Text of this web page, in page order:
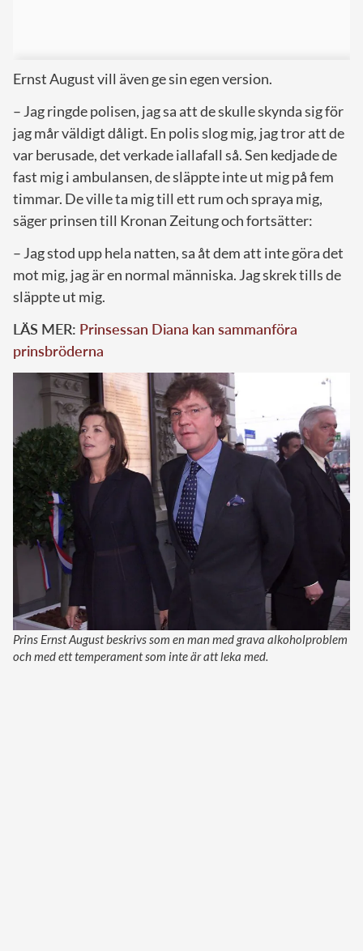
Ernst August vill även ge sin egen version.
– Jag ringde polisen, jag sa att de skulle skynda sig för
jag mår väldigt dåligt. En polis slog mig, jag tror att de
var berusade, det verkade iallafall så. Sen kedjade de
fast mig i ambulansen, de släppte inte ut mig på fem
timmar. De ville ta mig till ett rum och spraya mig,
säger prinsen till Kronan Zeitung och fortsätter:
– Jag stod upp hela natten, sa åt dem att inte göra det
mot mig, jag är en normal människa. Jag skrek tills de
släppte ut mig.
LÄS MER: Prinsessan Diana kan sammanföra
prinsbröderna
Prins Ernst August beskrivs som en man med grava alkoholproblem
och med ett temperament som inte är att leka med.